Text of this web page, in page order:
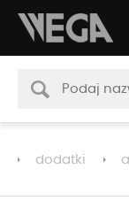
dodatki